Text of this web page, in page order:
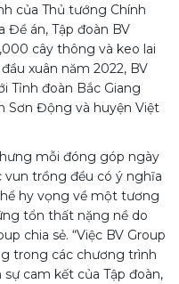
của Thủ tướng Chính
Đề án, Tập đoàn BV
cây thông và keo lai
xuân năm 2022, BV
Tỉnh đoàn Bắc Giang
Sơn Động và huyện Việt
mỗi đóng góp ngày
trồng đều có ý nghĩa
hy vọng về một tương
tổn thất nặng nề do
chia sẻ. “Việc BV Group
trong các chương trình
cam kết của Tập đoàn,